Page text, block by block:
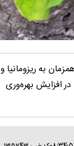
به ریزومانیا و
افزایش بهره‌وری